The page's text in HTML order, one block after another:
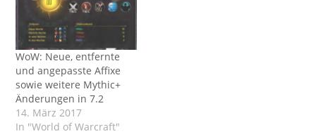
WoW: Neue, entfernte
und angepasste Affixe
sowie weitere Mythic+
Änderungen in 7.2
14. März 2017
In "World of Warcraft"